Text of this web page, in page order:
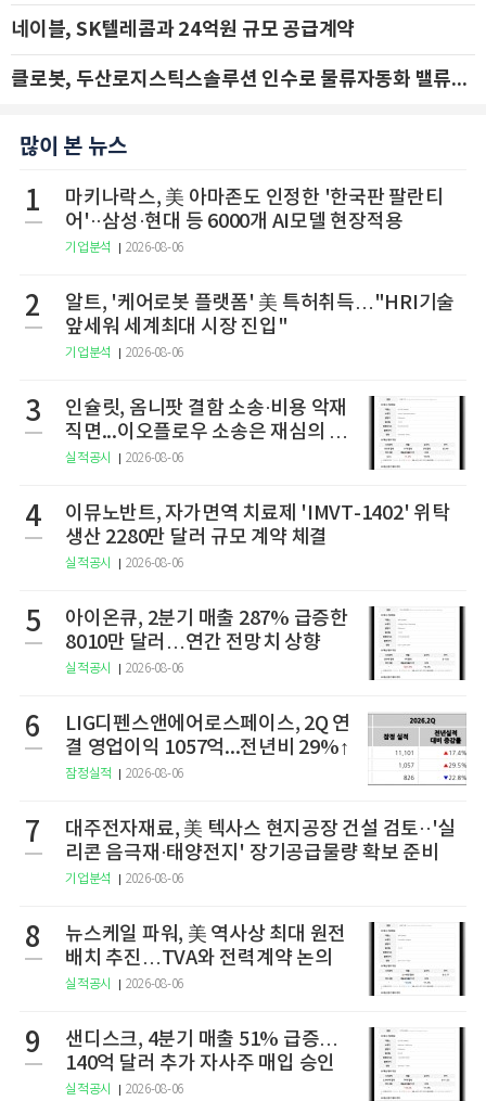
네이블, SK텔레콤과 24억원 규모 공급계약
클로봇, 두산로지스틱스솔루션 인수로 물류자동화 밸류체인 확장 추진 - IBK투자증권
많이 본 뉴스
1
마키나락스, 美 아마존도 인정한 '한국판 팔란티
어'··삼성·현대 등 6000개 AI모델 현장적용
기업분석 2026-08-06
2
알트, '케어로봇 플랫폼' 美 특허취득…"HRI기술
앞세워 세계최대 시장 진입"
기업분석 2026-08-06
3
인슐릿, 옴니팟 결함 소송·비용 악재
직면...이오플로우 소송은 재심의 청
구
실적공시 2026-08-06
4
이뮤노반트, 자가면역 치료제 'IMVT-1402' 위탁
생산 2280만 달러 규모 계약 체결
실적공시 2026-08-06
5
아이온큐, 2분기 매출 287% 급증한
8010만 달러…연간 전망치 상향
실적공시 2026-08-06
6
LIG디펜스앤에어로스페이스, 2Q 연
결 영업이익 1057억...전년비 29%↑
잠정실적 2026-08-06
7
대주전자재료, 美 텍사스 현지공장 건설 검토··'실
리콘 음극재·태양전지' 장기공급물량 확보 준비
기업분석 2026-08-06
8
뉴스케일 파워, 美 역사상 최대 원전
배치 추진…TVA와 전력계약 논의
실적공시 2026-08-06
9
샌디스크, 4분기 매출 51% 급증…
140억 달러 추가 자사주 매입 승인
실적공시 2026-08-06